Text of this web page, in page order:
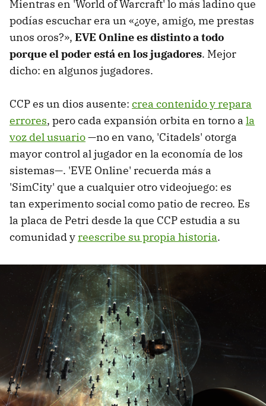
Mientras en 'World of Warcraft' lo más ladino que
podías escuchar era un «¿oye, amigo, me prestas
unos oros?», EVE Online es distinto a todo
porque el poder está en los jugadores. Mejor
dicho: en algunos jugadores.
CCP es un dios ausente: crea contenido y repara
errores, pero cada expansión orbita en torno a la
voz del usuario—no en vano, 'Citadels' otorga
mayor control al jugador en la economía de los
sistemas—. 'EVE Online' recuerda más a
'SimCity' que a cualquier otro videojuego: es
tan experimento social como patio de recreo. Es
la placa de Petri desde la que CCP estudia a su
comunidad yreescribe su propia historia.